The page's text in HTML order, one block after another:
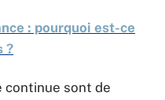
: pourquoi est-ce
?
continue sont de